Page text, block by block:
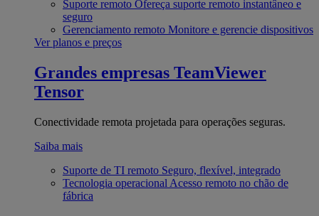
Suporte remoto Ofereça suporte remoto instantâneo e
seguro
Gerenciamento remoto Monitore e gerencie dispositivos
Ver planos e preços
Grandes empresas TeamViewer
Tensor
Conectividade remota projetada para operações seguras.
Saiba mais
Suporte de TI remoto Seguro, flexível, integrado
Tecnologia operacional Acesso remoto no chão de
fábrica